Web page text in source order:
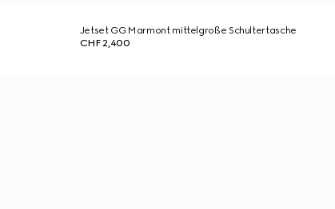
Jetset GG Marmont mittelgroße Schultertasche
CHF 2,400